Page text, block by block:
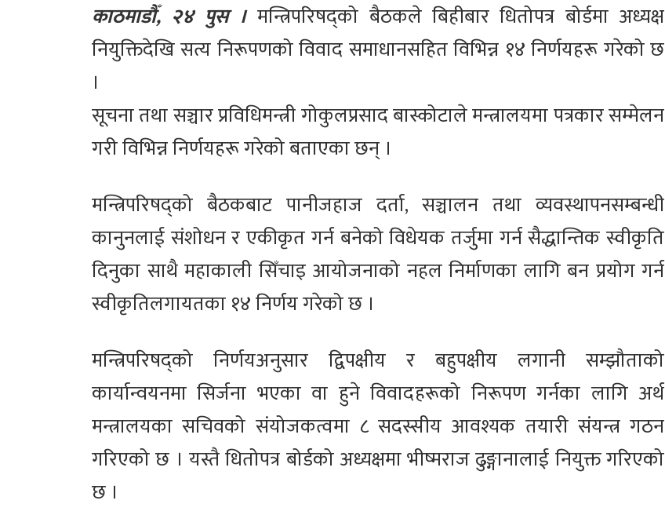
काठमाडौँ, २४ पुस ।मन्त्रिपरिषद्को बैठकले बिहीबार धितोपत्र बोर्डमा अध्यक्ष
नियुक्तिदेखि सत्य निरूपणको विवाद समाधानसहित विभिन्न १४ निर्णयहरू गरेको छ
।
सूचना तथा सञ्चार प्रविधिमन्त्री गोकुलप्रसाद बास्कोटाले मन्त्रालयमा पत्रकार सम्मेलन
गरी विभिन्न निर्णयहरू गरेको बताएका छन् ।
मन्त्रिपरिषद्को बैठकबाट पानीजहाज दर्ता, सञ्चालन तथा व्यवस्थापनसम्बन्धी
कानुनलाई संशोधन र एकीकृत गर्न बनेको विधेयक तर्जुमा गर्न सैद्धान्तिक स्वीकृति
दिनुका साथै महाकाली सिँचाइ आयोजनाको नहल निर्माणका लागि बन प्रयोग गर्न
स्वीकृतिलगायतका १४ निर्णय गरेको छ ।
मन्त्रिपरिषद्को निर्णयअनुसार द्विपक्षीय र बहुपक्षीय लगानी सम्झौताको
कार्यान्वयनमा सिर्जना भएका वा हुने विवादहरूको निरूपण गर्नका लागि अर्थ
मन्त्रालयका सचिवको संयोजकत्वमा ८ सदस्सीय आवश्यक तयारी संयन्त्र गठन
गरिएको छ । यस्तै धितोपत्र बोर्डको अध्यक्षमा भीष्मराज ढुङ्गानालाई नियुक्त गरिएको
छ ।